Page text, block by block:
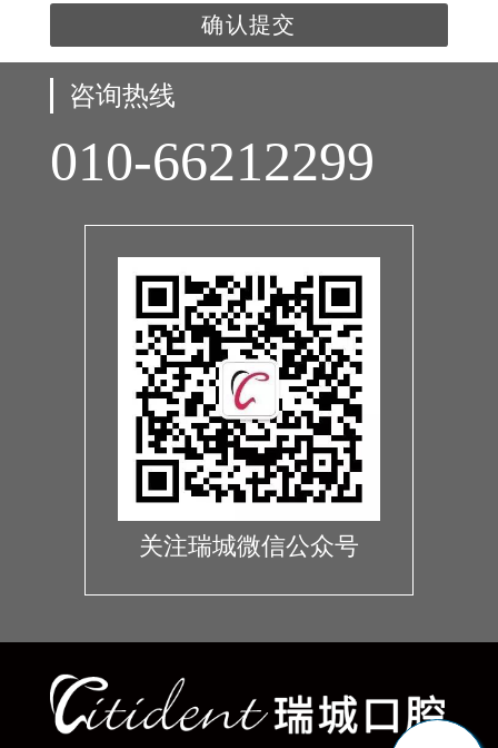
咨询热线
010-66212299
关注瑞城微信公众号